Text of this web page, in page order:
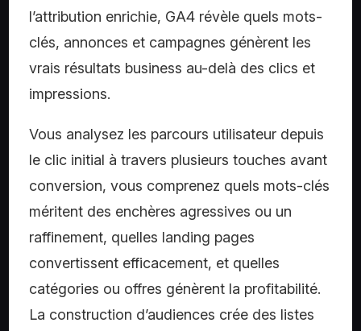
l’attribution enrichie, GA4 révèle quels mots-
clés, annonces et campagnes génèrent les
vrais résultats business au-delà des clics et
impressions.
Vous analysez les parcours utilisateur depuis
le clic initial à travers plusieurs touches avant
conversion, vous comprenez quels mots-clés
méritent des enchères agressives ou un
raffinement, quelles landing pages
convertissent efficacement, et quelles
catégories ou offres génèrent la profitabilité.
La construction d’audiences crée des listes